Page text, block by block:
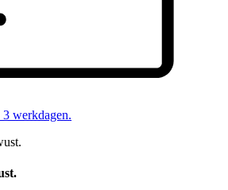
werkdagen.